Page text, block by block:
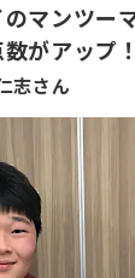
のマンツー
がアップ！
志さん